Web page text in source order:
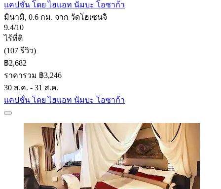
แคปชั่น โดย ไฮแอท นัมบะ โอซาก้า
มินามิ, 0.6 กม. จาก วัดโฮเซนจิ
9.4/10
ไร้ที่ติ
(107 รีวิว)
฿2,682
ราคารวม ฿3,246
30 ส.ค. - 31 ส.ค.
แคปชั่น โดย ไฮแอท นัมบะ โอซาก้า